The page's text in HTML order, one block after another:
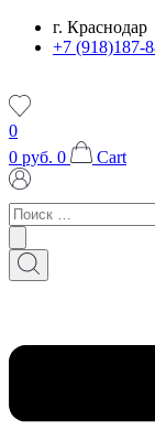
Перейтиг. Краснодар
+7 (918)187-
0
0 руб. 0 Cart